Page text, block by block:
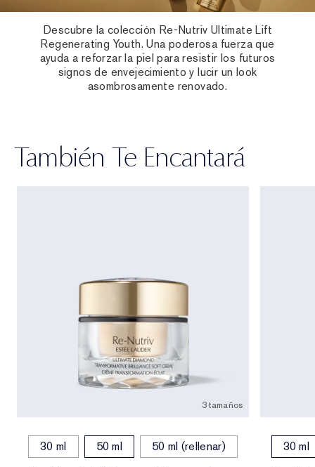
Descubre la colección Re-Nutriv Ultimate Lift
Regenerating Youth. Una poderosa fuerza que
ayuda a reforzar la piel para resistir los futuros
signos de envejecimiento y lucir un look
asombrosamente renovado.
También Te Encantará
3 tamaños
30 ml 50 ml 50 ml (rellenar) 30 ml